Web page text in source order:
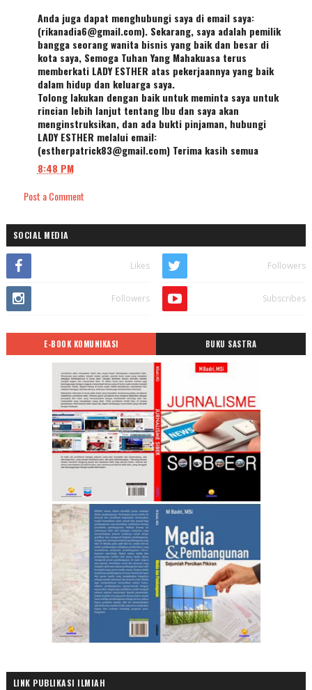
Anda juga dapat menghubungi saya di email saya:
(rikanadia6@gmail.com). Sekarang, saya adalah pemilik
bangga seorang wanita bisnis yang baik dan besar di
kota saya, Semoga Tuhan Yang Mahakuasa terus
memberkati LADY ESTHER atas pekerjaannya yang baik
dalam hidup dan keluarga saya.
Tolong lakukan dengan baik untuk meminta saya untuk
rincian lebih lanjut tentang Ibu dan saya akan
menginstruksikan, dan ada bukti pinjaman, hubungi
LADY ESTHER melalui email:
(estherpatrick83@gmail.com) Terima kasih semua
8:48 PM
Post a Comment
SOCIAL MEDIA
Likes Followers
Followers Subscribes
E-BOOK KOMUNIKASI BUKU SASTRA
LINK PUBLIKASI ILMIAH